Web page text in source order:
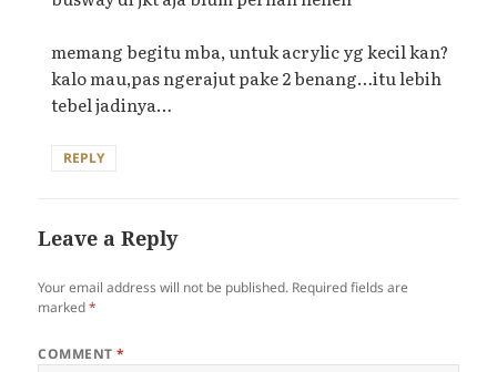
memang begitu mba, untuk acrylic yg kecil kan?
kalo mau,pas ngerajut pake 2 benang…itu lebih
tebel jadinya…
REPLY
Leave a Reply
Your email address will not be published. Required fields are
marked*
COMMENT*